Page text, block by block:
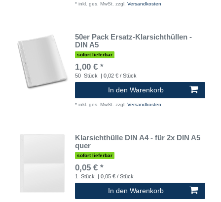
* inkl. ges. MwSt. zzgl. Versandkosten
50er Pack Ersatz-Klarsichthüllen -
DIN A5
sofort lieferbar
1,00 € *
50 Stück | 0,02 € / Stück
In den Warenkorb
* inkl. ges. MwSt. zzgl. Versandkosten
Klarsichthülle DIN A4 - für 2x DIN A5
quer
sofort lieferbar
0,05 € *
1 Stück | 0,05 € / Stück
In den Warenkorb